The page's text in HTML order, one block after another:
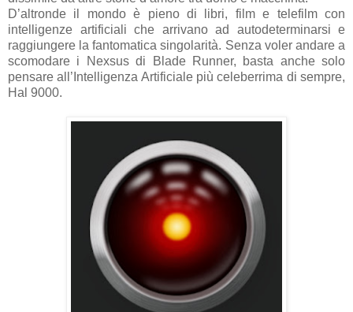
D’altronde il mondo è pieno di libri, film e telefilm con
intelligenze artificiali che arrivano ad autodeterminarsi e
raggiungere la fantomatica singolarità. Senza voler andare a
scomodare i Nexsus di Blade Runner, basta anche solo
pensare all’Intelligenza Artificiale più celeberrima di sempre,
Hal 9000.